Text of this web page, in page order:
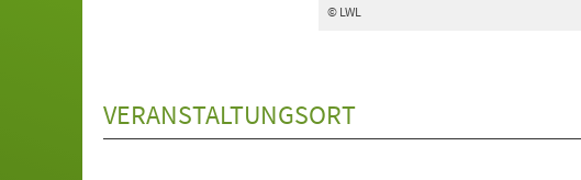
© LWL
VERANSTALTUNGSORT